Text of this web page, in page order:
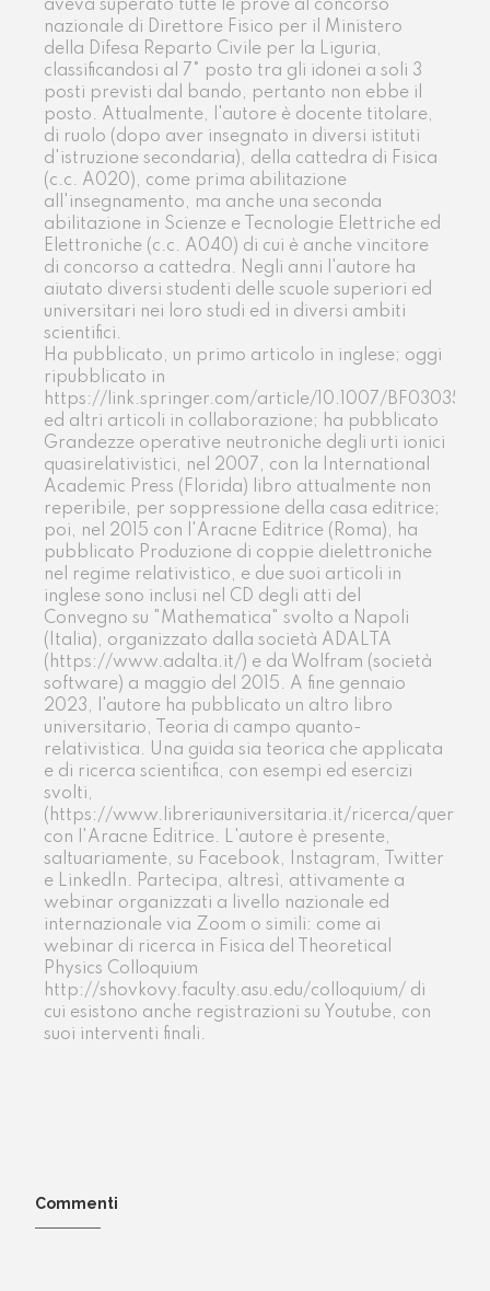
aveva superato tutte le prove al concorso
nazionale di Direttore Fisico per il Ministero
della Difesa Reparto Civile per la Liguria,
classificandosi al 7° posto tra gli idonei a soli 3
posti previsti dal bando, pertanto non ebbe il
posto. Attualmente, l'autore è docente titolare,
di ruolo (dopo aver insegnato in diversi istituti
d'istruzione secondaria), della cattedra di Fisica
(c.c. A020), come prima abilitazione
all'insegnamento, ma anche una seconda
abilitazione in Scienze e Tecnologie Elettriche ed
Elettroniche (c.c. A040) di cui è anche vincitore
di concorso a cattedra. Negli anni l'autore ha
aiutato diversi studenti delle scuole superiori ed
universitari nei loro studi ed in diversi ambiti
scientifici.
Ha pubblicato, un primo articolo in inglese; oggi
ripubblicato in
https://link.springer.com/article/10.1007/
ed altri articoli in collaborazione; ha pubblicato
Grandezze operative neutroniche degli urti ionici
quasirelativistici, nel 2007, con la International
Academic Press (Florida) libro attualmente non
reperibile, per soppressione della casa editrice;
poi, nel 2015 con l'Aracne Editrice (Roma), ha
pubblicato Produzione di coppie dielettroniche
nel regime relativistico, e due suoi articoli in
inglese sono inclusi nel CD degli atti del
Convegno su "Mathematica" svolto a Napoli
(Italia), organizzato dalla società ADALTA
(https://www.adalta.it/) e da Wolfram (società
software) a maggio del 2015. A fine gennaio
2023, l'autore ha pubblicato un altro libro
universitario, Teoria di campo quanto-
relativistica. Una guida sia teorica che applicata
e di ricerca scientifica, con esempi ed esercizi
svolti,
(https://www.libreriauniversitaria.it/ricerca/query/
con l'Aracne Editrice. L'autore è presente,
saltuariamente, su Facebook, Instagram, Twitter
e LinkedIn. Partecipa, altresì, attivamente a
webinar organizzati a livello nazionale ed
internazionale via Zoom o simili: come ai
webinar di ricerca in Fisica del Theoretical
Physics Colloquium
http://shovkovy.faculty.asu.edu/colloquium/ di
cui esistono anche registrazioni su Youtube, con
suoi interventi finali.
Commenti